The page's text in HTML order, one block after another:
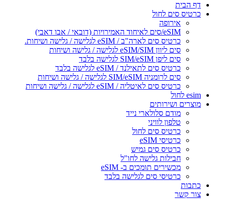
דף הבית
כרטיס סים לחול
אירופה
eSIM/סים לאיחוד האמירויות (דובאי / אבו דאבי)
כרטיס סים לארה"ב / eSIM לגלישה / גלישה ושיחות.
סים ליוון eSIM/SIM לגלישה / גלישה ושיחות
סים ליפן SIM/eSIM לגלישה בלבד
כרטיס סים לתאילנד / eSIM לגלישה בלבד
סים לרומניה SIM/eSIM לגלישה / גלישה ושיחות
כרטיס סים לאיטליה / eSIM לגלישה / גלישה ושיחות
esim לחול
מוצרים ושירותים
מודם סלולארי נייד
טלפון לוויני
כרטיס סים לחול
כרטיסי eSIM
כרטיס סים גמיש
חבילות גלישה לחו"ל
מכשירים תומכים ב- eSIM
כרטיסי סים לגלישה בלבד
כתבות
צור קשר